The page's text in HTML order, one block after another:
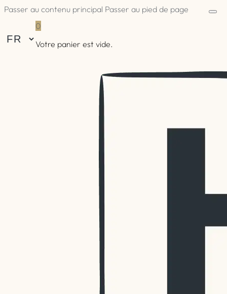
Passer au contenu principal Passer au pied de page
0
Votre panier est vide.